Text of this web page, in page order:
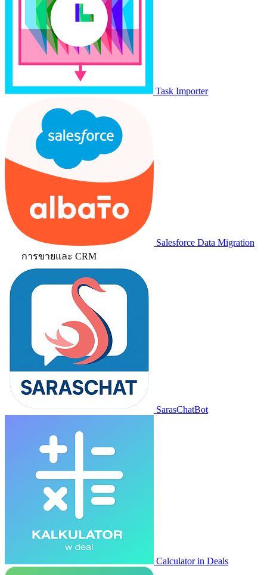
Task Importer
Salesforce Data Migration
การขายและ CRM
SarasChatBot
Calculator in Deals